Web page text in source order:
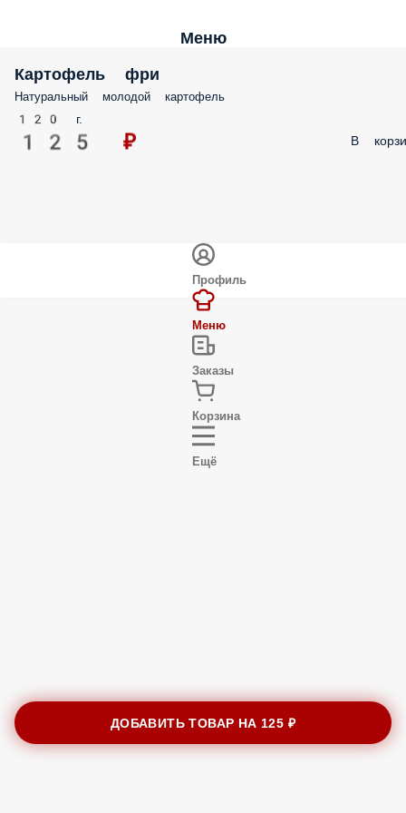
Меню
Картофель фри
Натуральный молодой картофель
120 г.
125 ₽ В
ДОБАВИТЬ ТОВАР НА 125 ₽
Профиль
Меню
Заказы
Корзина
Ещё